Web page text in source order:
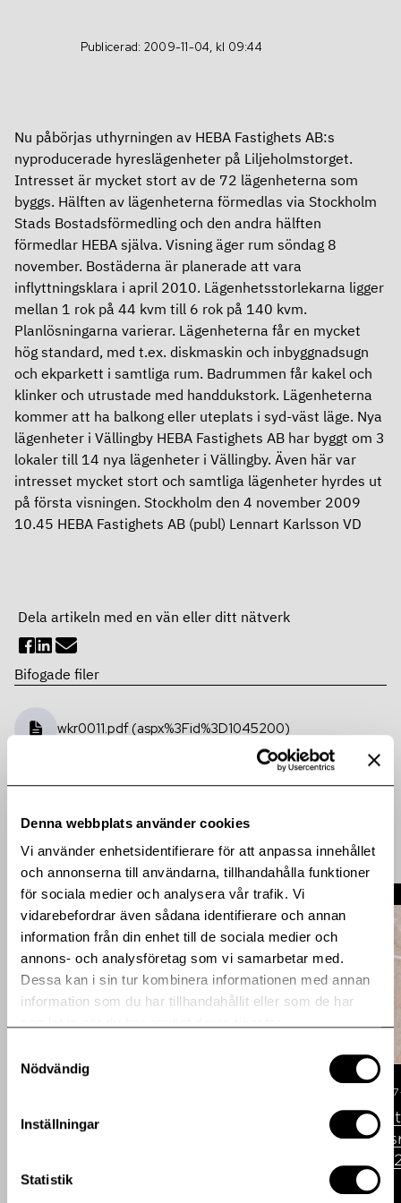
Denna webbplats använder cookies
Vi använder enhetsidentifierare för att anpassa innehållet
och annonserna till användarna, tillhandahålla funktioner
för sociala medier och analysera vår trafik. Vi
vidarebefordrar även sådana identifierare och annan
information från din enhet till de sociala medier och
annons- och analysföretag som vi samarbetar med.
Dessa kan i sin tur kombinera informationen med annan
information som du har tillhandahållit eller som de har
Nödvändig
Inställningar
Statistik
Kalendarium
Aktien
Utdelning
Analyser
Ramverk för grön och hållbar finansiering
Obligationsprogram – MTN
Certifikatprogram
Banklån
Rating
Fastighetsvärdering
Bolagsstyrning
Bolagsstyrning
Årsstämma
Valberedning
Styrelse
Ledning
Ersättningar
Revisor
Bolagsordning
Om Heba
Om Heba
Affärsmodell, mål och strategi
Kontakt
In English
In English
Publicerad: 2009-11-04, kl 09:44
Nu påbörjas uthyrningen av HEBA Fastighets AB:s
nyproducerade hyreslägenheter på Liljeholmstorget.
Intresset är mycket stort av de 72 lägenheterna som
byggs. Hälften av lägenheterna förmedlas via Stockholm
Stads Bostadsförmedling och den andra hälften
förmedlar HEBA själva. Visning äger rum söndag 8
november. Bostäderna är planerade att vara
inflyttningsklara i april 2010. Lägenhetsstorlekarna ligger
mellan 1 rok på 44 kvm till 6 rok på 140 kvm.
Planlösningarna varierar. Lägenheterna får en mycket
hög standard, med t.ex. diskmaskin och inbyggnadsugn
och ekparkett i samtliga rum. Badrummen får kakel och
klinker och utrustade med handdukstork. Lägenheterna
kommer att ha balkong eller uteplats i syd-väst läge. Nya
lägenheter i Vällingby HEBA Fastighets AB har byggt om 3
lokaler till 14 nya lägenheter i Vällingby. Även här var
intresset mycket stort och samtliga lägenheter hyrdes ut
på första visningen. Stockholm den 4 november 2009
10.45 HEBA Fastighets AB (publ) Lennart Karlsson VD
Dela artikeln med en vän eller ditt nätverk
Bifogade filer
wkr0011.pdf (aspx%3Fid%3D1045200)
Fler pressmeddelanden
Correction: Heba again
delivers growth in income
management for January-
Publicerad: 2026-
Heba
januari-juni